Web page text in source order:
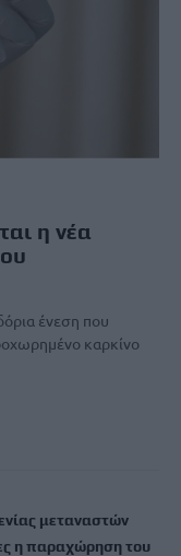
η νέα
ένεση που
καρκίνο
μεταναστών
η παραχώρηση του